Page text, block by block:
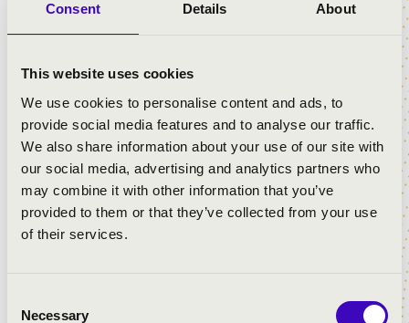
Consent Details About
This website uses cookies
We use cookies to personalise content and ads, to
provide social media features and to analyse our traffic.
We also share information about your use of our site with
our social media, advertising and analytics partners who
may combine it with other information that you’ve
provided to them or that they’ve collected from your use
of their services.
Selection
Necessary